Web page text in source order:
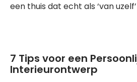
een thuis dat echt als ‘van
7 Tips voor een
Interieurontwerp